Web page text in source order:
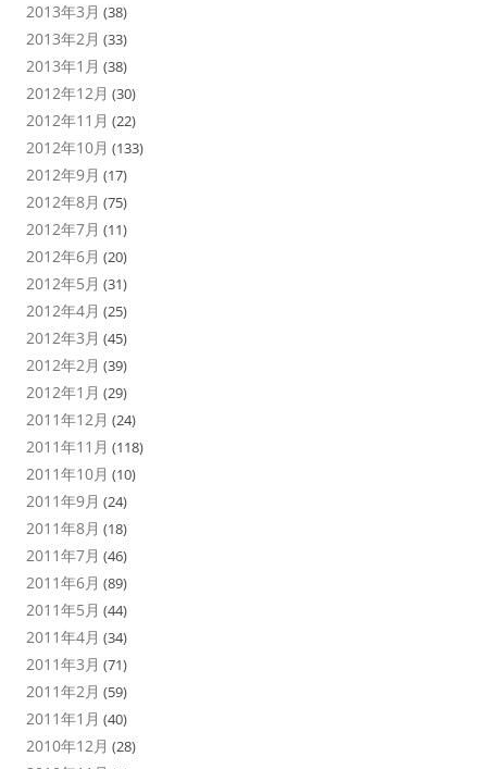
2013年3月 (38)
2013年2月 (33)
2013年1月 (38)
2012年12月 (30)
2012年11月 (22)
2012年10月 (133)
2012年9月 (17)
2012年8月 (75)
2012年7月 (11)
2012年6月 (20)
2012年5月 (31)
2012年4月 (25)
2012年3月 (45)
2012年2月 (39)
2012年1月 (29)
2011年12月 (24)
2011年11月 (118)
2011年10月 (10)
2011年9月 (24)
2011年8月 (18)
2011年7月 (46)
2011年6月 (89)
2011年5月 (44)
2011年4月 (34)
2011年3月 (71)
2011年2月 (59)
2011年1月 (40)
2010年12月 (28)